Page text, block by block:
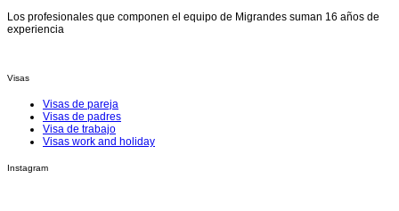
Los profesionales que componen el equipo de Migrandes suman 16 años de
experiencia
Visas
Visas de pareja
Visas de padres
Visa de trabajo
Visas work and holiday
Instagram